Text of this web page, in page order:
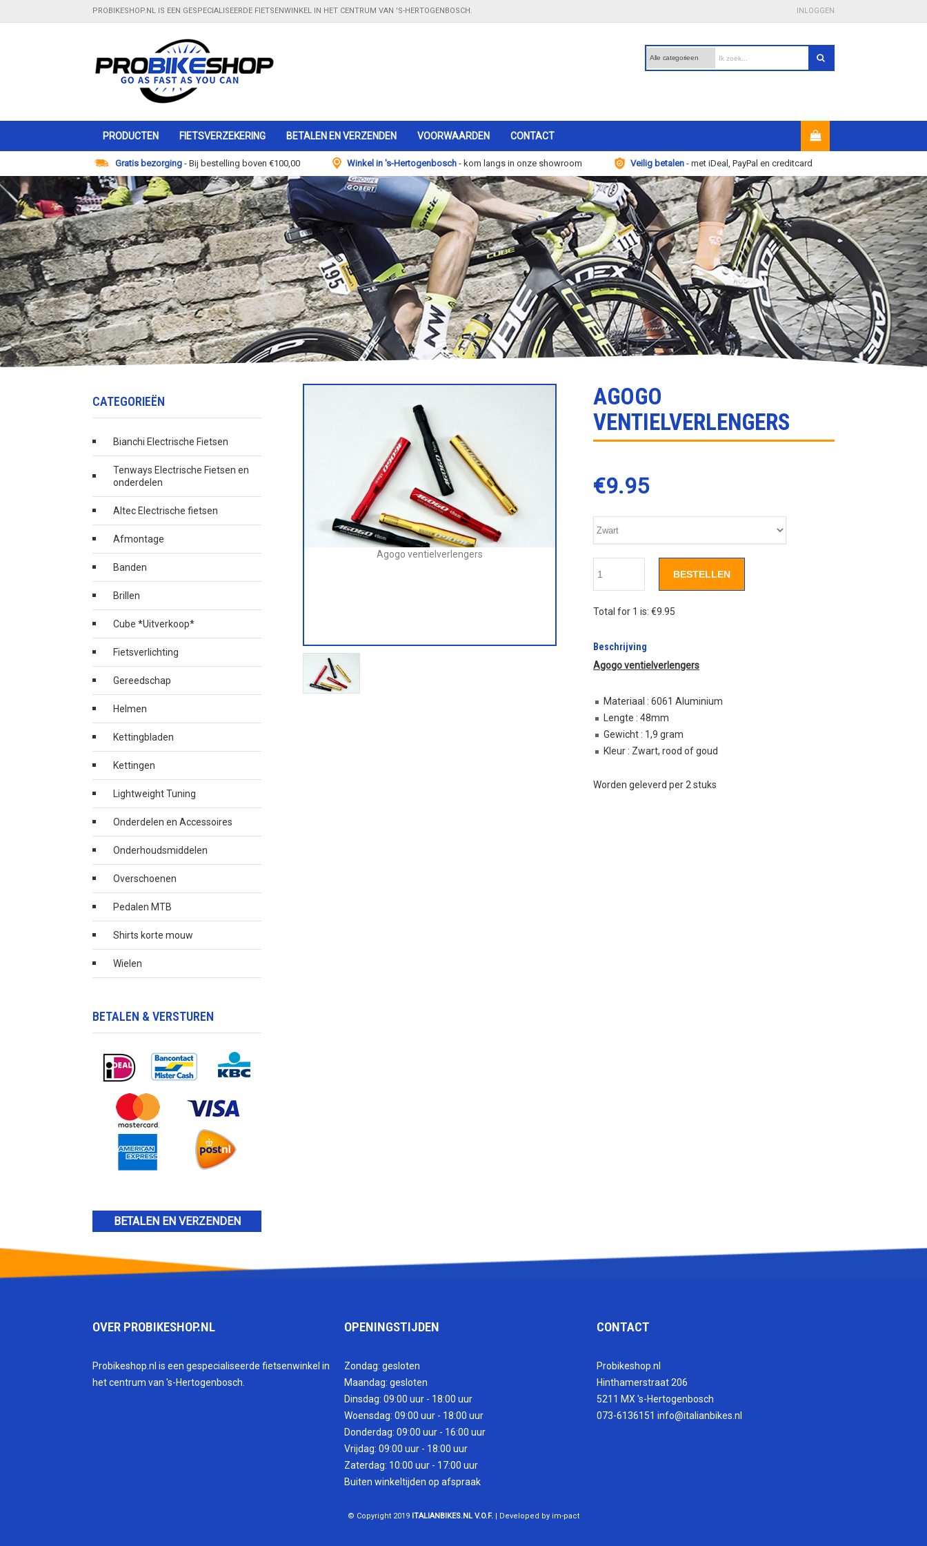
PROBIKESHOP.NL IS EEN GESPECIALISEERDE FIETSENWINKEL IN HET CENTRUM VAN 'S-HERTOGENBOSCH. INLOGGEN
PRODUCTEN FIETSVERZEKERING BETALEN EN VERZENDEN VOORWAARDEN CONTACT
Gratis bezorging - Bij bestelling boven €100,00 Winkel in 's-Hertogenbosch - kom langs in onze showroom Veilig betalen - met iDeal, PayPal en creditcard
Agogo ventielverlengers
AGOGO
VENTIELVERLENGERS
€9.95
BESTELLEN
Total for 1 is: €9.95
Beschrijving
Agogo ventielverlengers
Materiaal : 6061 Aluminium
Lengte : 48mm
Gewicht : 1,9 gram
Kleur : Zwart, rood of goud
Worden geleverd per 2 stuks
CATEGORIEËN
Bianchi Electrische Fietsen
Tenways Electrische Fietsen en
onderdelen
Altec Electrische fietsen
Afmontage
Banden
Brillen
Cube *Uitverkoop*
Fietsverlichting
Gereedschap
Helmen
Kettingbladen
Kettingen
Lightweight Tuning
Onderdelen en Accessoires
Onderhoudsmiddelen
Overschoenen
Pedalen MTB
Shirts korte mouw
Wielen
BETALEN & VERSTUREN
BETALEN EN VERZENDEN
OVER PROBIKESHOP.NL
Probikeshop.nl is een gespecialiseerde fietsenwinkel in
het centrum van 's-Hertogenbosch.
OPENINGSTIJDEN
Zondag: gesloten
Maandag: gesloten
Dinsdag: 09:00 uur - 18:00 uur
Woensdag: 09:00 uur - 18:00 uur
Donderdag: 09:00 uur - 16:00 uur
Vrijdag: 09:00 uur - 18:00 uur
Zaterdag: 10:00 uur - 17:00 uur
Buiten winkeltijden op afspraak
CONTACT
Probikeshop.nl
Hinthamerstraat 206
5211 MX 's-Hertogenbosch
073-6136151 info@italianbikes.nl
© Copyright 2019 ITALIANBIKES.NL V.O.F. | Developed by im-pact